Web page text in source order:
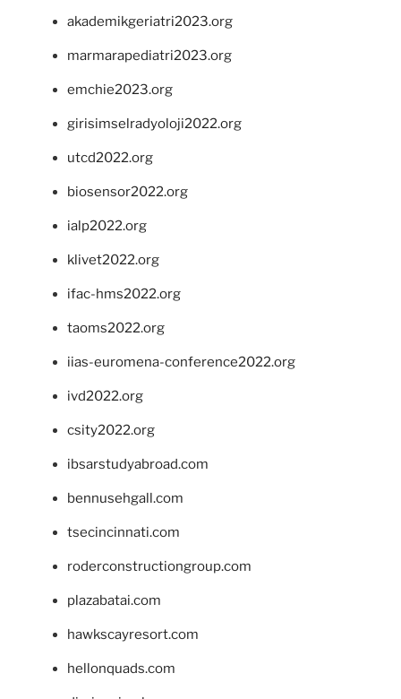
akademikgeriatri2023.org
marmarapediatri2023.org
emchie2023.org
girisimselradyoloji2022.org
utcd2022.org
biosensor2022.org
ialp2022.org
klivet2022.org
ifac-hms2022.org
taoms2022.org
iias-euromena-conference2022.org
ivd2022.org
csity2022.org
ibsarstudyabroad.com
bennusehgall.com
tsecincinnati.com
roderconstructiongroup.com
plazabatai.com
hawkscayresort.com
hellonquads.com